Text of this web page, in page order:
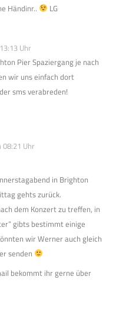
Händinr..
LG
Uhr
Pier Spaziergang je nach
wir uns einfach dort
sms verabreden!
Uhr
in Brighton
gehts zurück.
dem Konzert zu treffen, in
gibts bestimmt einige
wir Werner auch gleich
senden
bekommt ihr gerne über